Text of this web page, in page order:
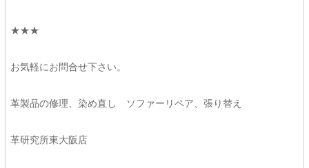
★★★
お気軽にお問合せ下さい。
革製品の修理、染め直し ソファーリペア、張り替え
革研究所東大阪店